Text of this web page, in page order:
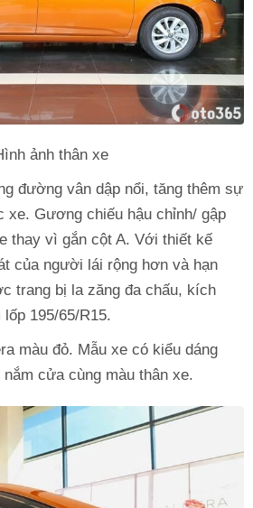
ảnh thân xe
đường vân dập nổi, tăng thêm sự
xe. Gương chiếu hậu chỉnh/ gập
thay vì gắn cột A. Với thiết kế
của người lái rộng hơn và hạn
trang bị la zăng đa chấu, kích
195/65/R15.
màu đỏ. Mẫu xe có kiểu dáng
cửa cùng màu thân xe.